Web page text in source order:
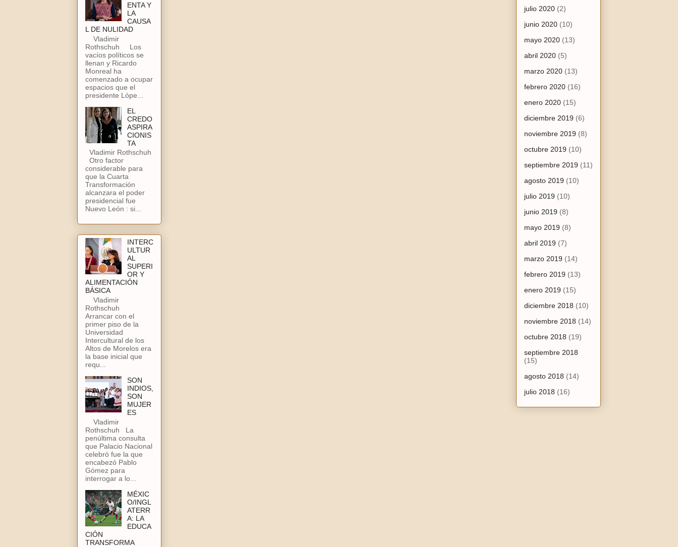
ENTA Y
LA
CAUSA
L DE NULIDAD
Vladimir
Rothschuh Los
vacíos políticos se
llenan y Ricardo
Monreal ha
comenzado a ocupar
espacios que el
presidente Lópe...
EL
CREDO
ASPIRA
CIONIS
TA
Vladimir Rothschuh
Otro factor
considerable para
que la Cuarta
Transformación
alcanzara el poder
presidencial fue
Nuevo León : si...
INTERC
ULTUR
AL
SUPERI
OR Y
ALIMENTACIÓN
BÁSICA
Vladimir
Rothschuh
Arrancar con el
primer piso de la
Universidad
Intercultural de los
Altos de Morelos era
la base inicial que
requ...
SON
INDIOS,
SON
MUJER
ES
Vladimir
Rothschuh La
penúltima consulta
que Palacio Nacional
celebró fue la que
encabezó Pablo
Gómez para
interrogar a lo...
MÉXIC
O/INGL
ATERR
A: LA
EDUCA
CIÓN
TRANSFORMA
julio 2020 (2)
junio 2020 (10)
mayo 2020 (13)
abril 2020 (5)
marzo 2020 (13)
febrero 2020 (16)
enero 2020 (15)
diciembre 2019 (6)
noviembre 2019 (8)
octubre 2019 (10)
septiembre 2019 (11)
agosto 2019 (10)
julio 2019 (10)
junio 2019 (8)
mayo 2019 (8)
abril 2019 (7)
marzo 2019 (14)
febrero 2019 (13)
enero 2019 (15)
diciembre 2018 (10)
noviembre 2018 (14)
octubre 2018 (19)
septiembre 2018
(15)
agosto 2018 (14)
julio 2018 (16)